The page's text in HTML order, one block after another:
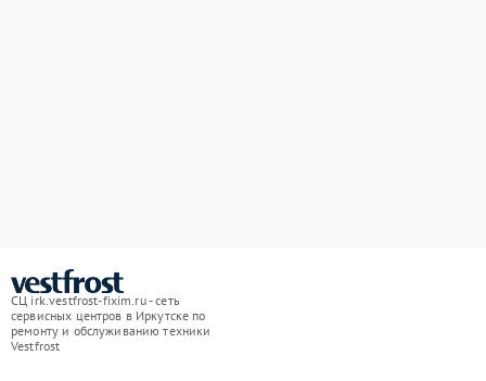
СЦ irk.vestfrost-fixim.ru - сеть
сервисных центров в Иркутске по
ремонту и обслуживанию техники
Vestfrost